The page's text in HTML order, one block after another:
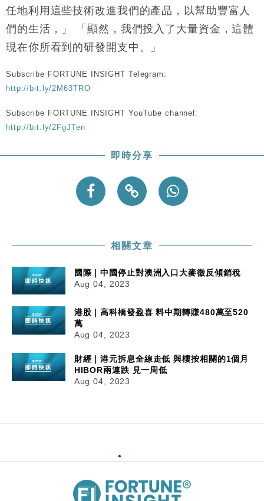
任地利用這些技術改進我們的產品，以幫助豐富人
們的生活，」 「顯然，我們投入了大量資金，這體
現在你所看到的研發開支中。」
Subscribe FORTUNE INSIGHT Telegram:
http://bit.ly/2M63TRO
Subscribe FORTUNE INSIGHT YouTube channel:
http://bit.ly/2FgJTen
即時分享
相關文章
國際｜中國停止對澳洲入口大麥徵反傾銷稅
Aug 04, 2023
港股｜高科橋發盈喜 料中期轉賺480萬至520
萬
Aug 04, 2023
財經｜港元拆息全線走低 與樓按相關的1個月
HIBOR兩連跌 見一周低
Aug 04, 2023